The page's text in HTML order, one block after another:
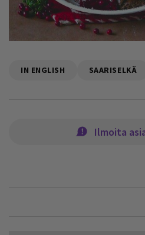
IN ENGLISH SAARISELKÄ
Ilmoita